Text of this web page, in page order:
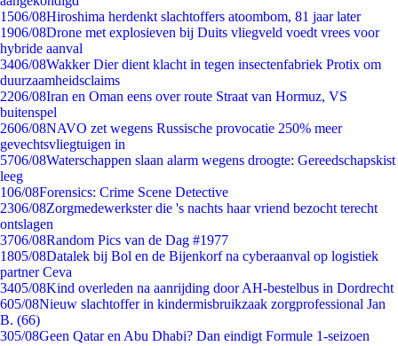
1506/08Hiroshima herdenkt slachtoffers atoombom, 81 jaar later
1906/08Drone met explosieven bij Duits vliegveld voedt vrees voor
hybride aanval
3406/08Wakker Dier dient klacht in tegen insectenfabriek Protix om
duurzaamheidsclaims
2206/08Iran en Oman eens over route Straat van Hormuz, VS
buitenspel
2606/08NAVO zet wegens Russische provocatie 250% meer
gevechtsvliegtuigen in
5706/08Waterschappen slaan alarm wegens droogte: Gereedschapskist
leeg
106/08Forensics: Crime Scene Detective
2306/08Zorgmedewerkster die 's nachts haar vriend bezocht terecht
ontslagen
3706/08Random Pics van de Dag #1977
1805/08Datalek bij Bol en de Bijenkorf na cyberaanval op logistiek
partner Ceva
3405/08Kind overleden na aanrijding door AH-bestelbus in Dordrecht
605/08Nieuw slachtoffer in kindermisbruikzaak zorgprofessional Jan
B. (66)
305/08Geen Qatar en Abu Dhabi? Dan eindigt Formule 1-seizoen